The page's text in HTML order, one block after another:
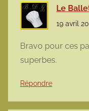
Le
19 avril
Bravo pour ces
superbes.
Répondre